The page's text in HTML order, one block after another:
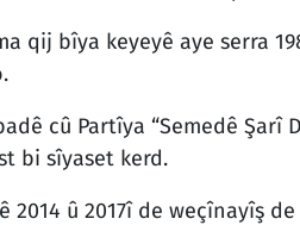
qij bîya keyeyê aye serra
cû Partîya “Semedê Şarî
bi sîyaset kerd.
2014 û 2017î de weçînayîş